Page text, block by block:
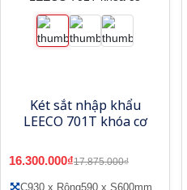
Két sắt nhập khẩu
LEECO 701T khóa cơ
16.300.000₫17.875.000₫
C930 x Rộng590 x S600mm